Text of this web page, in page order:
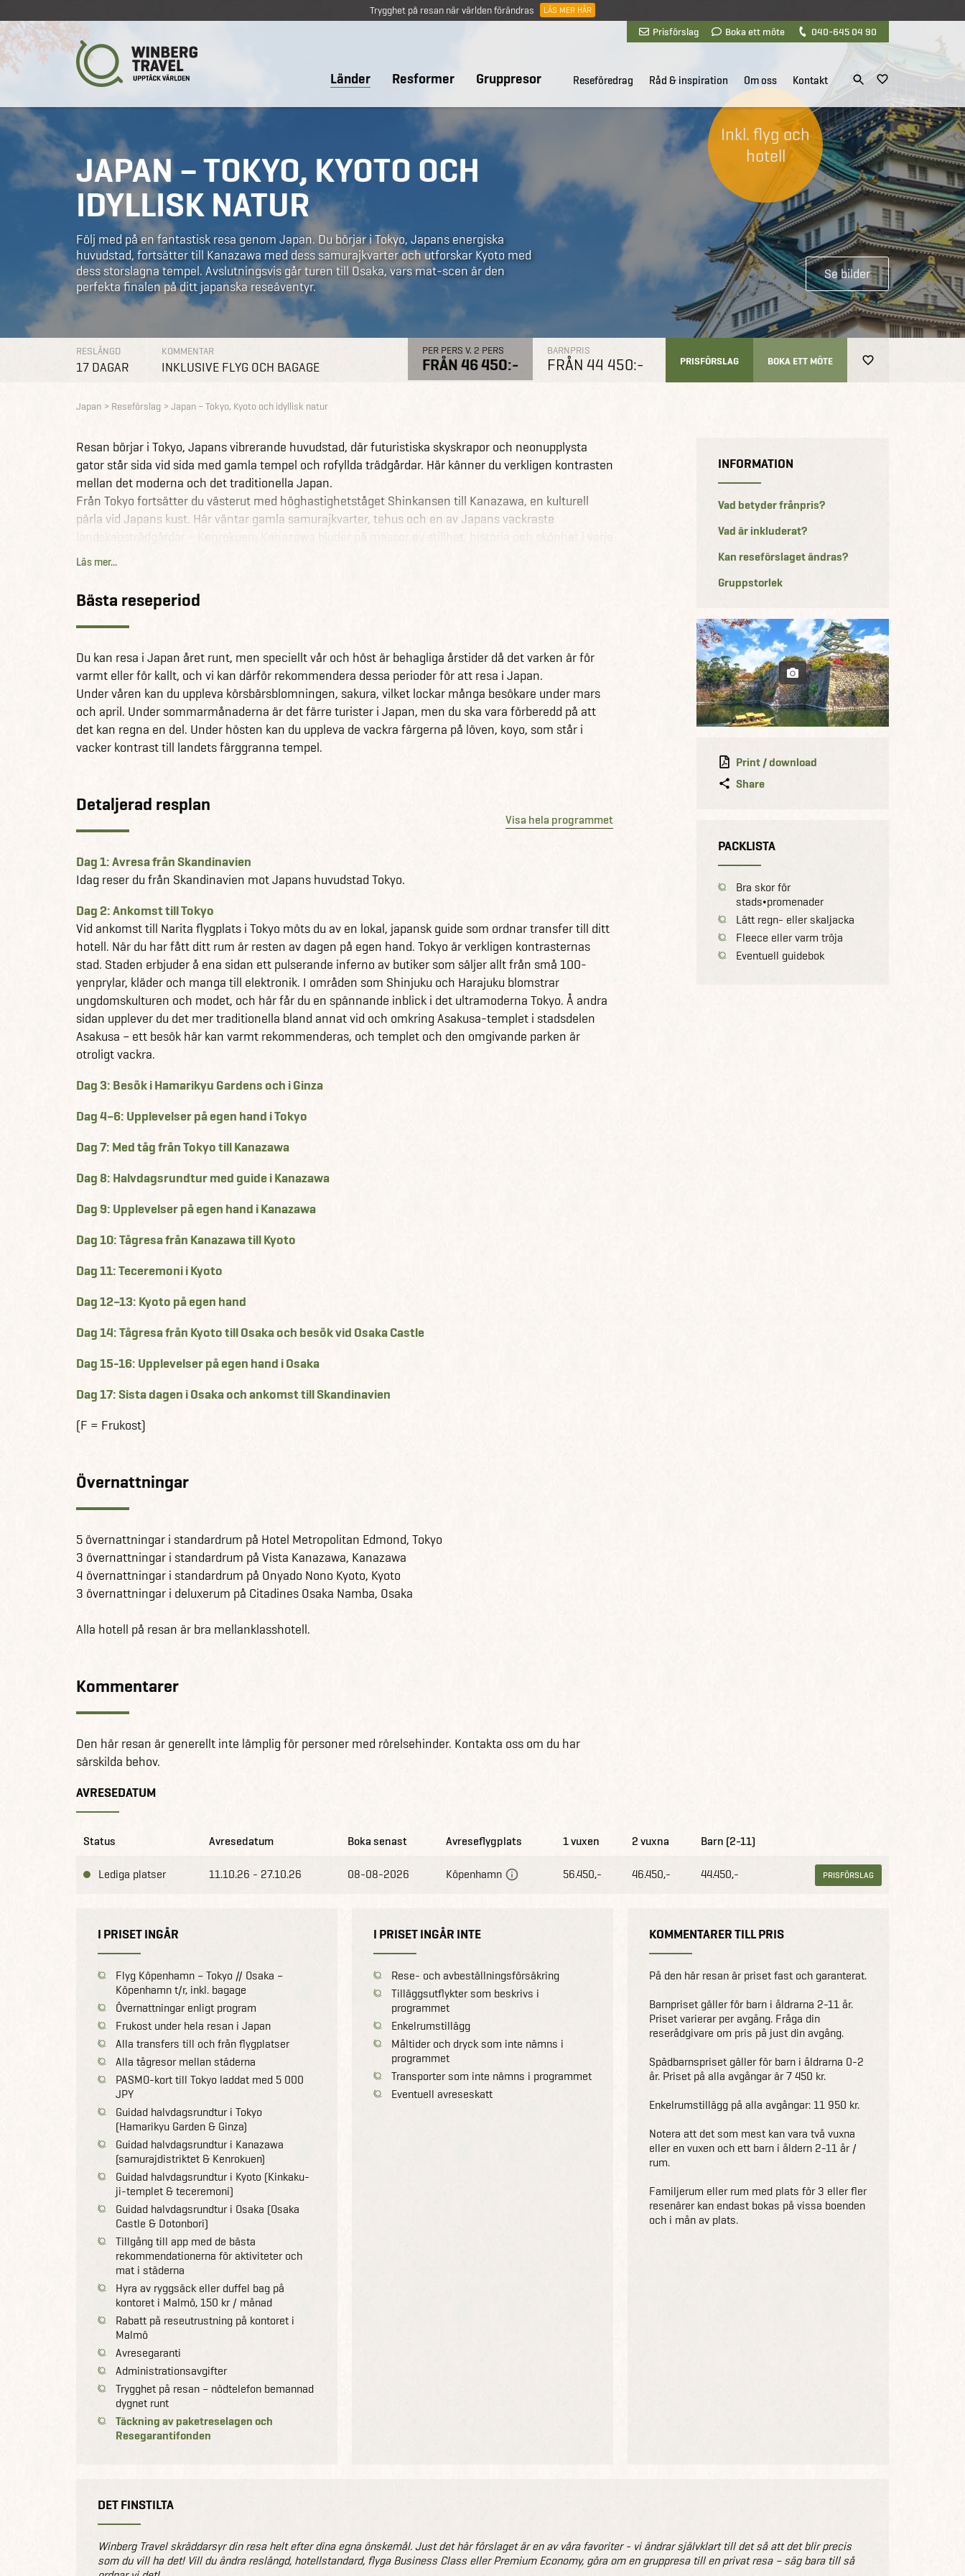
Trygghet på resan när världen förändras LÄS MER HÄR
Prisförslag Boka ett möte 040-645 04 90
Länder Resformer Gruppresor Reseföredrag Råd & inspiration Om oss Kontakt
Inkl. flyg och
hotell
JAPAN – TOKYO, KYOTO OCH
IDYLLISK NATUR
Följ med på en fantastisk resa genom Japan. Du börjar i Tokyo, Japans energiska
huvudstad, fortsätter till Kanazawa med dess samurajkvarter och utforskar Kyoto med
dess storslagna tempel. Avslutningsvis går turen till Osaka, vars mat-scen är den
perfekta finalen på ditt japanska reseäventyr.
Se bilder
RESLÄNGD
17 DAGAR
KOMMENTAR
INKLUSIVE FLYG OCH BAGAGE
PER PERS V. 2 PERS
FRÅN 46 450:-
BARNPRIS
FRÅN 44 450:- PRISFÖRSLAG BOKA ETT MÖTE
Japan Reseförslag Japan – Tokyo, Kyoto och idyllisk natur
Resan börjar i Tokyo, Japans vibrerande huvudstad, där futuristiska skyskrapor och neonupplysta
gator står sida vid sida med gamla tempel och rofyllda trädgårdar. Här känner du verkligen kontrasten
mellan det moderna och det traditionella Japan.
Från Tokyo fortsätter du västerut med höghastighetståget Shinkansen till Kanazawa, en kulturell
pärla vid Japans kust. Här väntar gamla samurajkvarter, tehus och en av Japans vackraste
landskapsträdgårdar – Kenrokuen. Kanazawa bjuder på massor av stillhet, historia och skönhet i varje
hörn.
estetik. Här besöker du storslagna tempel, promenerar längs stigar flankerade av röda torii-portar
och upplever geishakvarteren under de stämningsfulla kvällstimmarna.
stämning. Staden är ett mecka för streetfood, shopping och nattliv – och en perfekt avslutning på ett
varierat, japanskt äventyr.
Få ut det mesta möjliga av din resa – även under tiden på egen hand. På vår resa får du tillgång till en
app fylld med lokala rekommendationer till spännande upplevelser, läckra matställen och unika
aktiviteter. Appen är din reseguide i fickan och kan användas i alla de städer du besöker under resan.
Se fram emot:
Kanazawa med dess samurajkvarter
Sushi och vackra japanska trädgårdar
Osakas många frestelser – från fantastisk mat till bra shopping
Vad är en upplevelseresa?
En upplevelseresa är en resa där både datum, flyg, hotell och aktiviteter är fixade – allt till ett fast pris
och med en stor dos upptäckarlust på köpet! Alla våra upplevelseresor är individuella resor där
transfer och utflykter sker i grupp, och de kan bokas direkt och är noga planerade av våra erfarna
reseexperter som ser till att du garanteras det äventyr som är utmärkande för våra skräddarsydda
resor. Processen blir alltså enklare, smidigare och smartare för dig som vill ut och fånga ditt nästa
Läs mer om våra andra härliga upplevelseresor här
Läs mer...
Bästa reseperiod
Du kan resa i Japan året runt, men speciellt vår och höst är behagliga årstider då det varken är för
varmt eller för kallt, och vi kan därför rekommendera dessa perioder för att resa i Japan.
Under våren kan du uppleva körsbärsblomningen, sakura, vilket lockar många besökare under mars
och april. Under sommarmånaderna är det färre turister i Japan, men du ska vara förberedd på att
det kan regna en del. Under hösten kan du uppleva de vackra färgerna på löven, koyo, som står i
vacker kontrast till landets färggranna tempel.
Detaljerad resplan
Visa hela programmet
Dag 1: Avresa från Skandinavien
Idag reser du från Skandinavien mot Japans huvudstad Tokyo.
Dag 2: Ankomst till Tokyo
Vid ankomst till Narita flygplats i Tokyo möts du av en lokal, japansk guide som ordnar transfer till ditt
hotell. När du har fått ditt rum är resten av dagen på egen hand. Tokyo är verkligen kontrasternas
stad. Staden erbjuder å ena sidan ett pulserande inferno av butiker som säljer allt från små 100-
yenprylar, kläder och manga till elektronik. I områden som Shinjuku och Harajuku blomstrar
ungdomskulturen och modet, och här får du en spännande inblick i det ultramoderna Tokyo. Å andra
sidan upplever du det mer traditionella bland annat vid och omkring Asakusa-templet i stadsdelen
Asakusa – ett besök här kan varmt rekommenderas, och templet och den omgivande parken är
otroligt vackra.
Dag 3: Besök i Hamarikyu Gardens och i Ginza
Dag 4–6: Upplevelser på egen hand i Tokyo
Dag 7: Med tåg från Tokyo till Kanazawa
Dag 8: Halvdagsrundtur med guide i Kanazawa
Dag 9: Upplevelser på egen hand i Kanazawa
Dag 10: Tågresa från Kanazawa till Kyoto
Dag 11: Teceremoni i Kyoto
Dag 12–13: Kyoto på egen hand
Dag 14: Tågresa från Kyoto till Osaka och besök vid Osaka Castle
Dag 15-16: Upplevelser på egen hand i Osaka
Dag 17: Sista dagen i Osaka och ankomst till Skandinavien
(F = Frukost)
Övernattningar
5 övernattningar i standardrum på Hotel Metropolitan Edmond, Tokyo
3 övernattningar i standardrum på Vista Kanazawa, Kanazawa
4 övernattningar i standardrum på Onyado Nono Kyoto, Kyoto
3 övernattningar i deluxerum på Citadines Osaka Namba, Osaka
Alla hotell på resan är bra mellanklasshotell.
Kommentarer
Den här resan är generellt inte lämplig för personer med rörelsehinder. Kontakta oss om du har
särskilda behov.
INFORMATION
Vad betyder frånpris?
Vad är inkluderat?
Kan reseförslaget ändras?
Gruppstorlek
Print / download
Share
PACKLISTA
Bra skor för
stads¬promenader
Lätt regn- eller skaljacka
Fleece eller varm tröja
Eventuell guidebok
AVRESEDATUM
Status Avresedatum Boka senast Avreseflygplats 1 vuxen 2 vuxna Barn (2-11)
Lediga platser 11.10.26 - 27.10.26 08-08-2026 Köpenhamn 56.450,- 46.450,- 44.450,- PRISFÖRSLAG
I PRISET INGÅR
Flyg Köpenhamn – Tokyo // Osaka –
Köpenhamn t/r, inkl. bagage
Övernattningar enligt program
Frukost under hela resan i Japan
Alla transfers till och från flygplatser
Alla tågresor mellan städerna
PASMO-kort till Tokyo laddat med 5 000
JPY
Guidad halvdagsrundtur i Tokyo
(Hamarikyu Garden & Ginza)
Guidad halvdagsrundtur i Kanazawa
(samurajdistriktet & Kenrokuen)
Guidad halvdagsrundtur i Kyoto (Kinkaku-
ji-templet & teceremoni)
Guidad halvdagsrundtur i Osaka (Osaka
Castle & Dotonbori)
Tillgång till app med de bästa
rekommendationerna för aktiviteter och
mat i städerna
Hyra av ryggsäck eller duffel bag på
kontoret i Malmö, 150 kr / månad
Rabatt på reseutrustning på kontoret i
Malmö
Avresegaranti
Administrationsavgifter
Trygghet på resan – nödtelefon bemannad
dygnet runt
Täckning av paketreselagen och
Resegarantifonden
I PRISET INGÅR INTE
Rese- och avbeställningsförsäkring
Tilläggsutflykter som beskrivs i
programmet
Enkelrumstillägg
Måltider och dryck som inte nämns i
programmet
Transporter som inte nämns i programmet
Eventuell avreseskatt
KOMMENTARER TILL PRIS
På den här resan är priset fast och garanterat.
Barnpriset gäller för barn i åldrarna 2-11 år.
Priset varierar per avgång. Fråga din
reserådgivare om pris på just din avgång.
Spädbarnspriset gäller för barn i åldrarna 0-2
år. Priset på alla avgångar är 7 450 kr.
Enkelrumstillägg på alla avgångar: 11 950 kr.
Notera att det som mest kan vara två vuxna
eller en vuxen och ett barn i åldern 2-11 år /
rum.
Familjerum eller rum med plats för 3 eller fler
resenärer kan endast bokas på vissa boenden
och i mån av plats.
DET FINSTILTA
Winberg Travel skräddarsyr din resa helt efter dina egna önskemål. Just det här förslaget är en av våra favoriter - vi ändrar självklart till det så att det blir precis
som du vill ha det! Vill du ändra reslängd, hotellstandard, flyga Business Class eller Premium Economy, göra om en gruppresa till en privat resa – säg bara till så